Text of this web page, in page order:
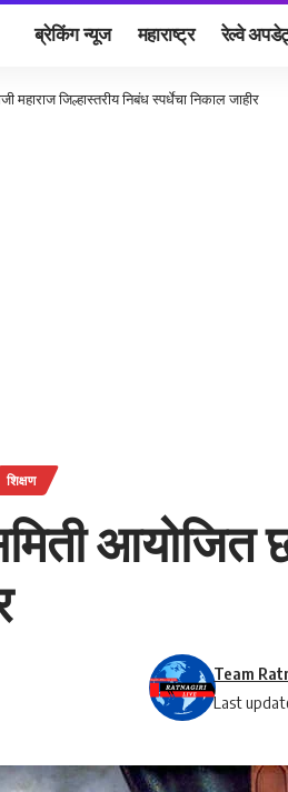
ब्रेकिंग न्यूज महाराष्ट्र रेल्वे
जिल्हास्तरीय निबंध स्पर्धेचा निकाल जाहीर
शिक्षण
आयोजित
Last
Team